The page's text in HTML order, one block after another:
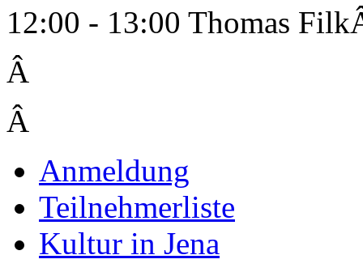
12:00 - 13:00 Thomas
Â
Â
Anmeldung
Teilnehmerliste
Kultur in Jena